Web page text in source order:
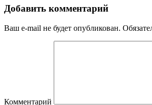
Добавить комментарий
Ваш e-mail не будет опубликован.
Комментарий